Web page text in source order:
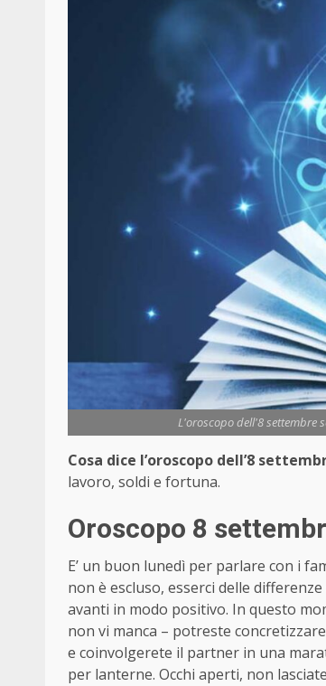
L'oroscopo dell'8 settembre
Cosa dice l’oroscopo dell’8
lavoro, soldi e fortuna.
Oroscopo 8
E’ un buon lunedì per parlare con i
non è escluso, esserci delle
avanti in modo positivo. In questo
non vi manca – potreste
e coinvolgerete il partner in una
per lanterne. Occhi aperti, non